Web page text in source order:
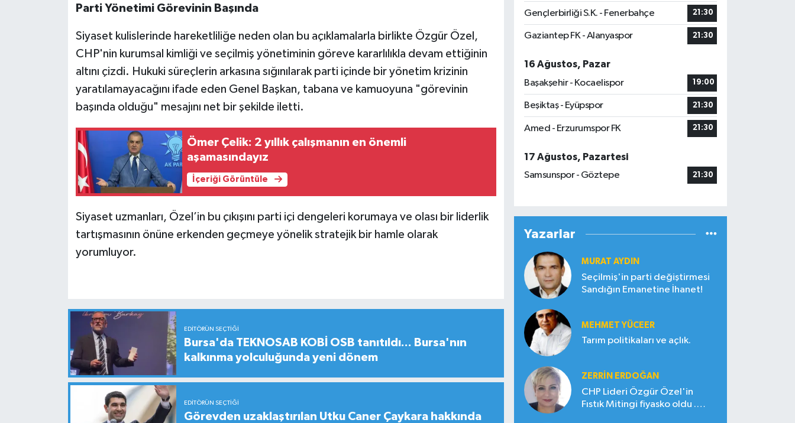
Parti Yönetimi Görevinin Başında
Siyaset kulislerinde hareketliliğe neden olan bu açıklamalarla birlikte Özgür Özel,
CHP'nin kurumsal kimliği ve seçilmiş yönetiminin göreve kararlılıkla devam ettiğinin
altını çizdi. Hukuki süreçlerin arkasına sığınılarak parti içinde bir yönetim krizinin
yaratılamayacağını ifade eden Genel Başkan, tabana ve kamuoyuna "görevinin
başında olduğu" mesajını net bir şekilde iletti.
Ömer Çelik: 2 yıllık çalışmanın en önemli
aşamasındayız
İçeriği Görüntüle
Siyaset uzmanları, Özel’in bu çıkışını parti içi dengeleri korumaya ve olası bir liderlik
tartışmasının önüne erkenden geçmeye yönelik stratejik bir hamle olarak
yorumluyor.
EDITÖRÜN SEÇTIĞI
Bursa'da TEKNOSAB KOBİ OSB tanıtıldı... Bursa'nın
kalkınma yolculuğunda yeni dönem
EDITÖRÜN SEÇTIĞI
Görevden uzaklaştırılan Utku Caner Çaykara hakkında
Gençlerbirliği S.K. - Fenerbahçe 21:30
Gaziantep FK - Alanyaspor 21:30
16 Ağustos, Pazar
Başakşehir - Kocaelispor
19:00
Beşiktaş - Eyüpspor 21:30
Amed - Erzurumspor FK 21:30
17 Ağustos, Pazartesi
Samsunspor - Göztepe
21:30
Yazarlar
MURAT AYDIN
Seçilmiş'in parti değiştirmesi
Sandığın Emanetine İhanet!
MEHMET YÜCEER
Tarım politikaları ve açlık.
ZERRIN ERDOĞAN
CHP Lideri Özgür Özel'in
Fıstık Mitingi fiyasko oldu .